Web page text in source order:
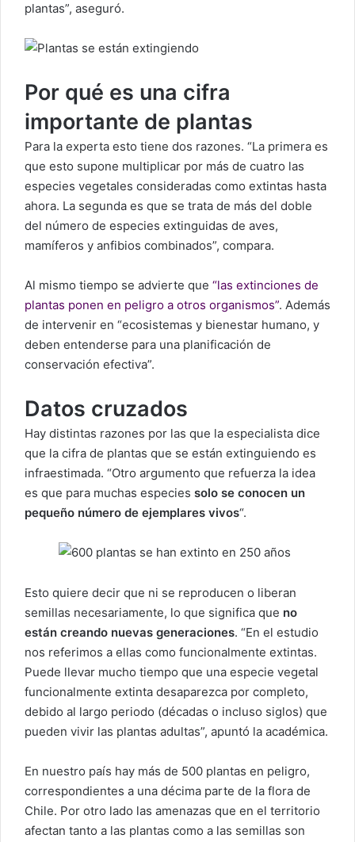
plantas”, aseguró.
Por qué es una cifra
importante de plantas
Para la experta esto tiene dos razones. “La primera es
que esto supone multiplicar por más de cuatro las
especies vegetales consideradas como extintas hasta
ahora. La segunda es que se trata de más del doble
del número de especies extinguidas de aves,
mamíferos y anfibios combinados”, compara.
Al mismo tiempo se advierte que “las extinciones de
plantas ponen en peligro a otros organismos”. Además
de intervenir en “ecosistemas y bienestar humano, y
deben entenderse para una planificación de
conservación efectiva”.
Datos cruzados
Hay distintas razones por las que la especialista dice
que la cifra de plantas que se están extinguiendo es
infraestimada. “Otro argumento que refuerza la idea
es que para muchas especies solo se conocen un
pequeño número de ejemplares vivos“.
Esto quiere decir que ni se reproducen o liberan
semillas necesariamente, lo que significa que no
están creando nuevas generaciones. “En el estudio
nos referimos a ellas como funcionalmente extintas.
Puede llevar mucho tiempo que una especie vegetal
funcionalmente extinta desaparezca por completo,
debido al largo periodo (décadas o incluso siglos) que
pueden vivir las plantas adultas”, apuntó la académica.
En nuestro país hay más de 500 plantas en peligro,
correspondientes a una décima parte de la flora de
Chile. Por otro lado las amenazas que en el territorio
afectan tanto a las plantas como a las semillas son